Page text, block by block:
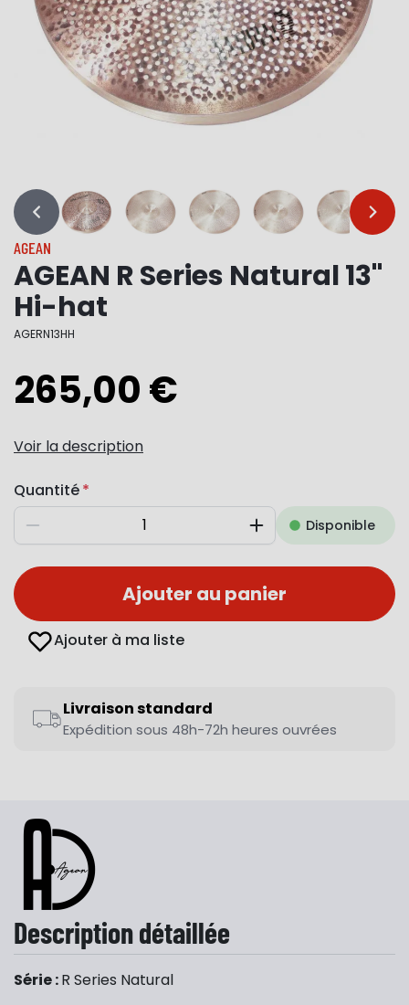
… …
AGEAN
AGEAN R Series Natural 13"
Hi-hat
AGERN13HH
265,00 €
Voir la description
Quantité
Diminuer AugmenterDisponible
Ajouter au panier
Ajouter à ma liste
Livraison standard
Expédition sous 48h-72h heures ouvrées
Description détaillée
Série :R Series Natural